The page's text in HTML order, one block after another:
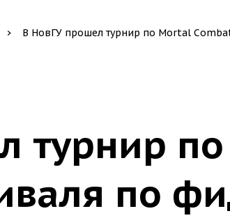
В НовГУ прошел турнир по Mortal
турнир
по